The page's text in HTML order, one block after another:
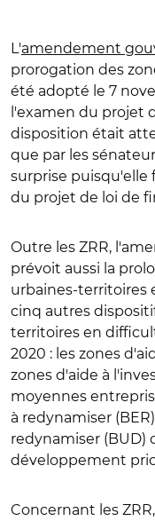
L'amendement
prorogation des
été adopté le 7
l'examen du projet
disposition était
que par les
surprise puisqu'elle
du projet de loi de
Outre les ZRR,
prévoit aussi la
urbaines-territoires
cinq autres
territoires en
2020 : les zones
zones d'aide à
moyennes
à redynamiser
redynamiser (BUD)
développement
Concernant les